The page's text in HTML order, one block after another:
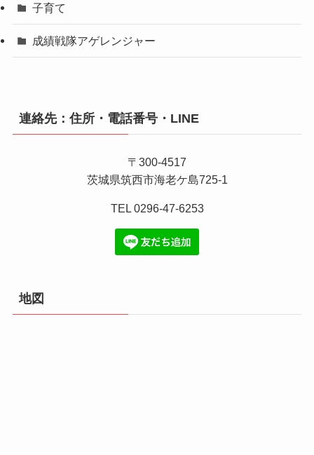
子育て
成績戦隊アゲレンジャー
連絡先：住所・電話番号・LINE
〒300-4517
茨城県筑西市海老ケ島725-1
TEL 0296-47-6253
地図